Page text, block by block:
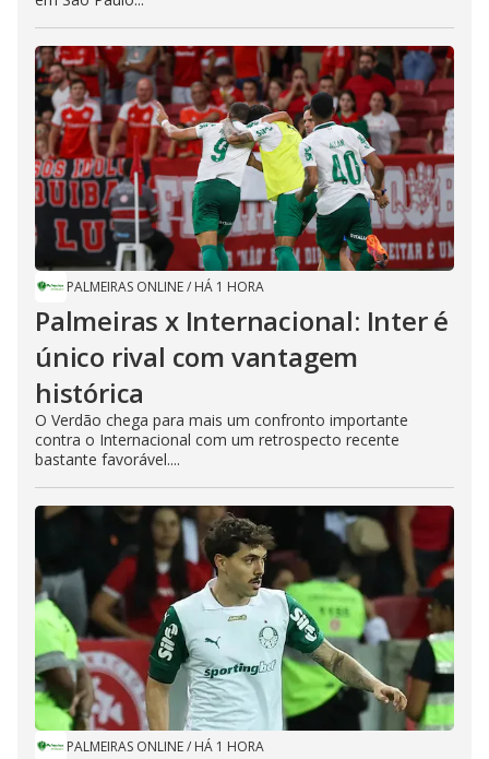
PALMEIRAS ONLINE/ HÁ 1 HORA
Palmeiras x Internacional: Inter é
único rival com vantagem
histórica
O Verdão chega para mais um confronto importante
contra o Internacional com um retrospecto recente
bastante favorável....
PALMEIRAS ONLINE/ HÁ 1 HORA